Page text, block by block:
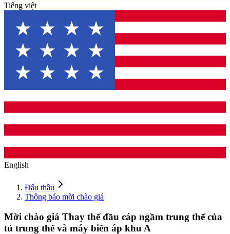
Tiếng việt
English
Đấu thầu
Thông báo mời chào giá
Mời chào giá Thay thế đầu cáp ngầm trung thế của
tủ trung thế và máy biến áp khu A